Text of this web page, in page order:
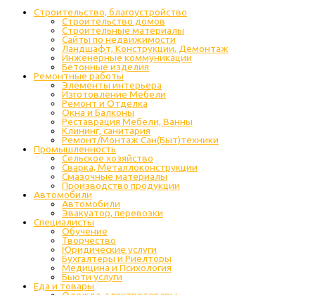
Строительство, благоустройство
Строительство домов
Строительные материалы
Сайты по недвижимости
Ландшафт, Конструкции, Демонтаж
Инженерные коммуникации
Бетонные изделия
Ремонтные работы
Элементы интерьера
Изготовление Мебели
Ремонт и Отделка
Окна и Балконы
Реставрация Мебели, Ванны
Клининг, санитария
Ремонт/Монтаж Сан(Быт)техники
Промышленность
Cельское хозяйство
Сварка, Металлоконструкции
Cмазочные материалы
Производство продукции
Автомобили
Автомобили
Эвакуатор, перевозки
Специалисты
Обучение
Творчество
Юридические услуги
Бухгалтеры и Риелторы
Медицина и Психология
Бьюти услуги
Еда и товары